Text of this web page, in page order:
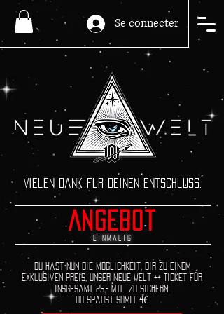
Se connecter
Vielen Dank für deinen Entschluss.
Angebot
Einmalig
Du hast nun die Möglichkeit, dir zu einem
exklusiven Preis, unser Neue Welt ++ Ticket für
insgesamt 25,- mtl. zu sichern.
Du sparst somit 4€